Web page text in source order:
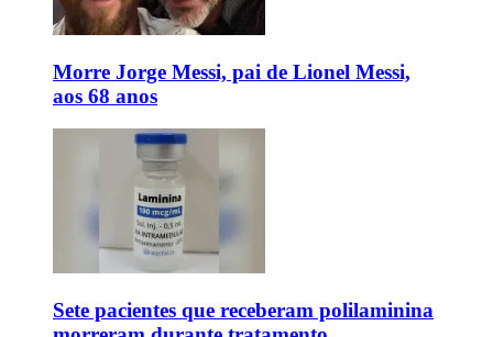
Morre Jorge Messi, pai de Lionel Messi,
aos 68 anos
Sete pacientes que receberam polilaminina